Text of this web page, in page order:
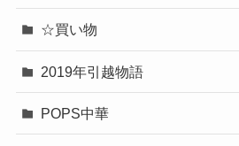
☆買い物
2019年引越物語
POPS中華